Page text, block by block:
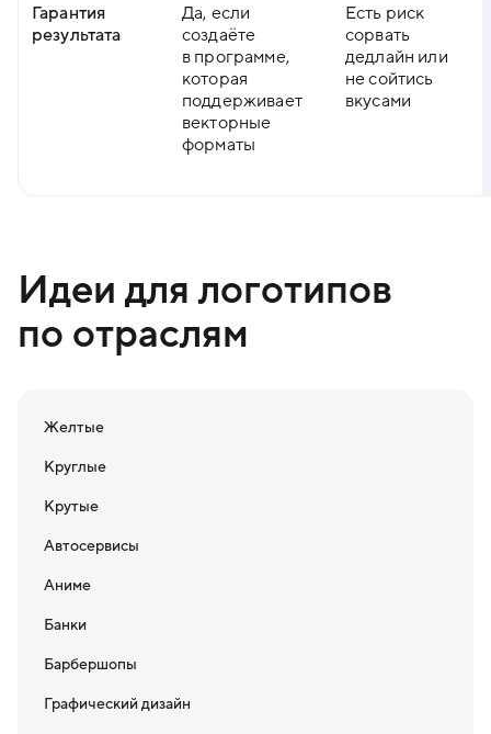
Гарантия
результата
Да, если
создаёте
в программе,
которая
поддерживает
векторные
форматы
Есть риск
сорвать
дедлайн или
не сойтись
вкусами
Идеи для логотипов
по отраслям
Желтые
Круглые
Крутые
Автосервисы
Аниме
Банки
Барбершопы
Графический дизайн